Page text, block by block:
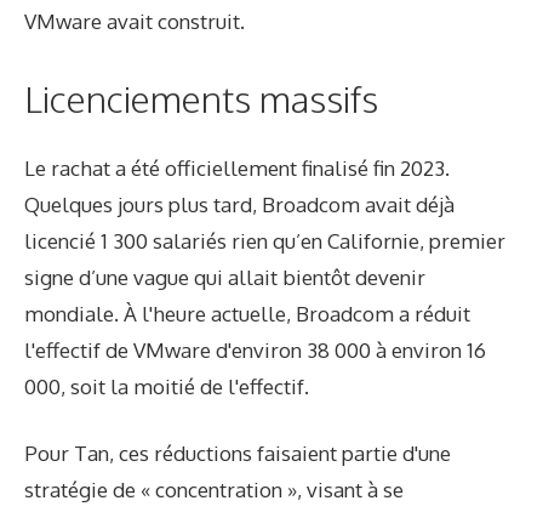
VMware avait construit.
Licenciements massifs
Le rachat a été officiellement finalisé fin 2023.
Quelques jours plus tard, Broadcom avait déjà
licencié 1 300 salariés rien qu’en Californie, premier
signe d’une vague qui allait bientôt devenir
mondiale. À l'heure actuelle, Broadcom a réduit
l'effectif de VMware d'environ 38 000 à environ 16
000, soit la moitié de l'effectif.
Pour Tan, ces réductions faisaient partie d'une
stratégie de « concentration », visant à se